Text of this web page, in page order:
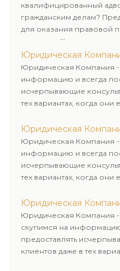
квалифицированный
гражданским делам?
для оказания правовой
клиентам. Комплексное
юридических лиц.
клиенту.
Юридическая
Юридическая Компания
информацию и всегда
исчерпывающие
тех вариантах, когда
юридическими услугами
Юридическая
Юридическая Компания -
информацию и всегда
исчерпывающие
тех вариантах, когда
юридическими услугами
Юридическая
Юридическая Компания
скупимся на
предоставлять
клиентов даже в тех
пользовались